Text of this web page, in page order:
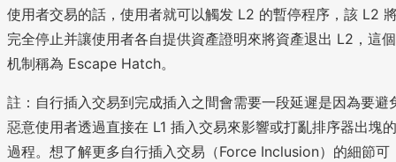
使用者交易的話，使用者就可以觸发 L2 的暫停程序，該 L2
完全停止并讓使用者各自提供資產證明來將資產退出 L2，這個
机制稱為 Escape Hatch。
註：自行插入交易到完成插入之間會需要一段延遲是因為要避
惡意使用者透過直接在 L1 插入交易來影響或打亂排序器出塊的
過程。想了解更多自行插入交易（Force Inclusion）的細節可